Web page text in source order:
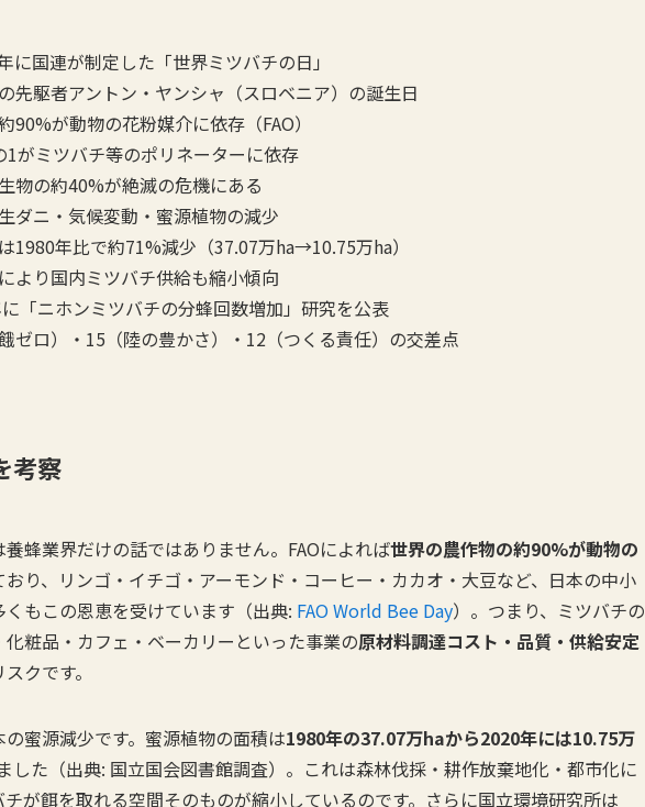
に国連が制定した「世界ミツバチの日」
先駆者アントン・ヤンシャ（スロベニア）の誕生日
90%が動物の花粉媒介に依存（FAO）
1がミツバチ等のポリネーターに依存
物の約40%が絶滅の危機にある
ダニ・気候変動・蜜源植物の減少
1980年比で約71%減少（37.07万ha→10.75万ha）
より国内ミツバチ供給も縮小傾向
「ニホンミツバチの分蜂回数増加」研究を公表
ゼロ）・15（陸の豊かさ）・12（つくる責任）の交差点
考察
養蜂業界だけの話ではありません。FAOによれば世界の農作物の約90%が動物の
おり、リンゴ・イチゴ・アーモンド・コーヒー・カカオ・大豆など、日本の中小
もこの恩恵を受けています（出典: FAO World Bee Day）。つまり、ミツバチの
粧品・カフェ・ベーカリーといった事業の原材料調達コスト・品質・供給安定
クです。
蜜源減少です。蜜源植物の面積は1980年の37.07万haから2020年には10.75万
した（出典: 国立国会図書館調査）。これは森林伐採・耕作放棄地化・都市化に
が餌を取れる空間そのものが縮小しているのです。さらに国立環境研究所は